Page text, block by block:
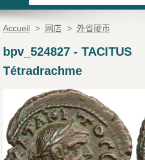
Accueil > 网店 > 外省硬币
bpv_524827- TACITUS
Tétradrachme